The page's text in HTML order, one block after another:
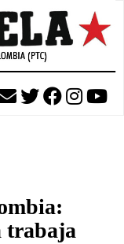
trabaja